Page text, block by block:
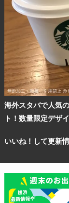
海外スタバで人気
ト！数量限定デザ
いいね！して更新